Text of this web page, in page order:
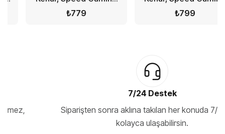
Mousepad
₺779
Mousepad
₺799
SEPETE EKLE
7/24 Destek
Siparişten sonra aklına takılan her konuda 7/24 bize
kolayca ulaşabilirsin.